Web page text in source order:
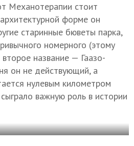
Механотерапии стоит
форме он
старинные бюветы парка,
номерного (этому
название — Гаазо-
он не действующий, а
нулевым километром
важную роль в истории